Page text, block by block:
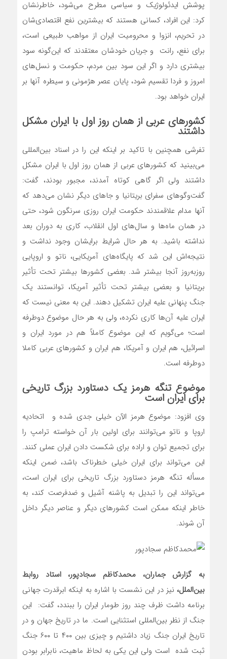
پوشش ایدئولوژیک و سیاسی مطرح می‌شود، خاطرنشان
کرد: این افراد، کسانی هستند که بیشترین نفع اقتصادی‌شان
در تحریم، انزوا و محرومیت ایران از مواهب طبیعی است،
برای نفع، رانت و جریان خودشان معتقدند که این‌گونه سود
بیشتری دارد و اگر این سود بین مردم، حکومت و نسل‌های
امروز و فردا تقسیم شود، پایان عصر هژمونی و سیطره آنها بر
ایران خواهد بود.
کشورهای عربی از همان روز اول با ایران مشکل
داشتند
تفرشی همچنین با تاکید بر اینکه این را در اسناد بین‌المللی
می‌بینید که کشورهای عربی از همان روز اول با ایران مشکل
داشتند ولی اگر گاهی کوتاه آمدند، مجبور بودند، گفت:
گفت‌وگوهای سفرای بریتانیا و جاهای دیگر نشان می‌دهد که
آنها مدام علاقمندند حکومت ایران روزی سرنگون شود، حتی
در همان ماه‌ها و سال‌های اول انقلاب، کاری به دوران بعد
نداشته باشید. به هر حال شرایط برایشان وجود نداشت و
نتیجه‌اش این شد که پایگاه‌های آمریکایی، ناتو و اروپایی
روزبه‌روز آنجا بیشتر شد. بعضی کشورها بیشتر تحت تأثیر
بریتانیا و بعضی بیشتر تحت تأثیر آمریکا، توانستند یک
جنگ پنهانی علیه ایران تشکیل دهند. این به معنی نیست که
ایران علیه آن‌ها کاری نکرده، ولی به هر حال موضوع دوطرفه
است؛ می‌گویم که این موضوع کاملاً هم در مورد ایران و
اسرائیل، هم ایران و آمریکا، هم ایران و کشورهای عربی کاملا
دوطرفه است.
موضوع تنگه هرمز یک دستاورد بزرگ تاریخی
برای ایران است
وی افزود: موضوع هرمز الآن خیلی جدی شده و اتحادیه
اروپا و ناتو می‌توانند برای اولین بار آن خواسته ترامپ را
برای تجمیع توان و اراده برای شکست دادن ایران عملی کنند.
این می‌تواند برای ایران خیلی خطرناک باشد، ضمن اینکه
مسأله تنگه هرمز دستاورد بزرگ تاریخی برای ایران است،
می‌تواند این را تبدیل به پاشنه آشیل و ضدفرصت کند، به
خاطر اینکه ممکن است کشورهای دیگر و عناصر دیگر داخل
آن شوند.
به گزارش جماران، محمدکاظم سجادپور، استاد روابط
بین‌الملل، نیز در این نشست با اشاره به اینکه ابرقدرت جهانی
برنامه داشت ظرف چند روز طومار ایران را ببندد، گفت: این
جنگ از نظر بین‌المللی استثنایی است. ما در تاریخ جهان و در
تاریخ ایران جنگ زیاد داشتیم و چیزی بین ۴۰۰ تا ۶۰۰ جنگ
ثبت شده است ولی این یکی به لحاظ ماهیت، نابرابر بودن